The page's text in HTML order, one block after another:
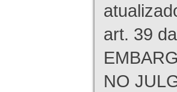
art. 39
NO